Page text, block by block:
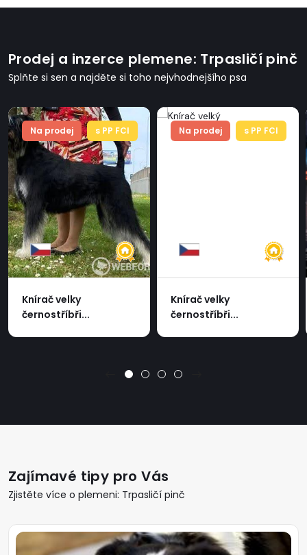
Prodej a inzerce plemene: Trpasličí pinč
Splňte si sen a najděte si toho nejvhodnejšího psa
Na prodej s PP FCI
Knírač velky
černostříbři...
Na prodej s PP FCI
Knírač velky
černostříbři...
Zajímavé tipy pro Vás
Zjistěte více o plemeni: Trpasličí pinč